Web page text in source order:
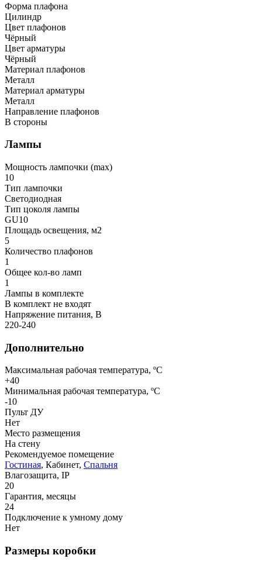
Форма плафона
Цилиндр
Цвет плафонов
Чёрный
Цвет арматуры
Чёрный
Материал плафонов
Металл
Материал арматуры
Металл
Направление плафонов
В стороны
Лампы
Мощность лампочки (max)
10
Тип лампочки
Светодиодная
Тип цоколя лампы
GU10
Площадь освещения, м2
5
Количество плафонов
1
Общее кол-во ламп
1
Лампы в комплекте
В комплект не входят
Напряжение питания, В
220-240
Дополнительно
Максимальная рабочая температура, ºС
+40
Минимальная рабочая температура, ºС
-10
Пульт ДУ
Нет
Место размещения
На стену
Рекомендуемое помещение
Гостиная, Кабинет, Спальня
Влагозащита, IP
20
Гарантия, месяцы
24
Подключение к умному дому
Нет
Размеры коробки